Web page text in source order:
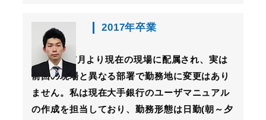
2017年卒業
2024年7月より現在の現場に配属され、実は
前回の現場と異なる部署で勤務地に変更はあり
ません。私は現在大手銀行のユーザマニュアル
の作成を担当しており、勤務形態は日勤(朝～夕